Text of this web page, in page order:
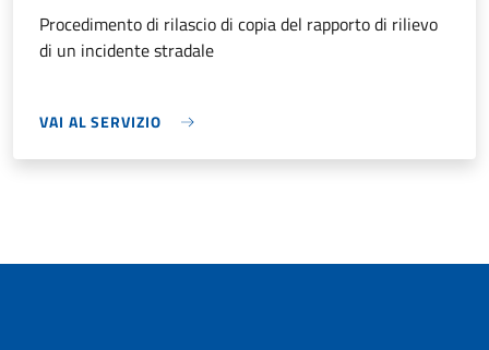
Procedimento di rilascio di copia del rapporto di rilievo
di un incidente stradale
VAI AL SERVIZIO